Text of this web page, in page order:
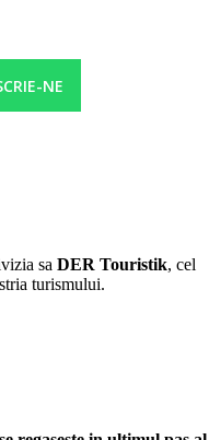
NE
sa DER Touristik, cel
turismului.